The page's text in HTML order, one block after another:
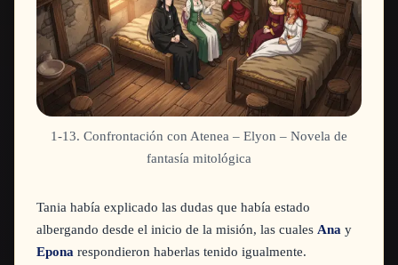
1-13. Confrontación con Atenea – Elyon – Novela de
fantasía mitológica
Tania había explicado las dudas que había estado
albergando desde el inicio de la misión, las cuales Ana y
Epona respondieron haberlas tenido igualmente.